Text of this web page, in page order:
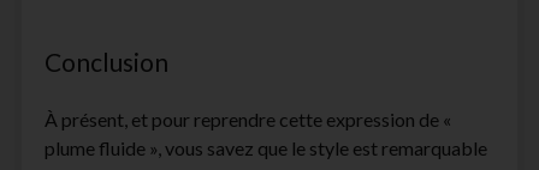
Conclusion
À présent, et pour reprendre cette expression de «
plume fluide », vous savez que le style est remarquable